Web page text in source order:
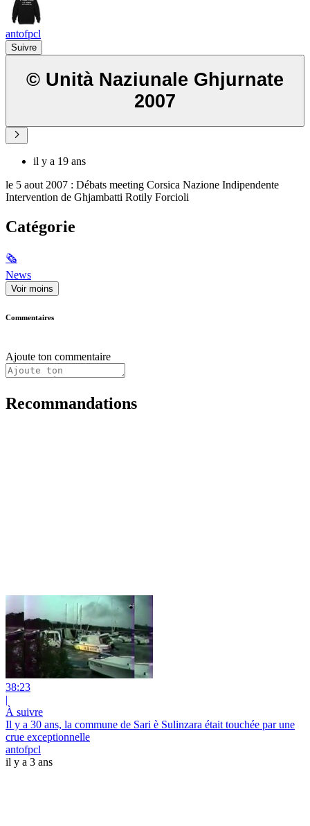
antofpcl
Suivre
© Unità Naziunale Ghjurnate
2007
il y a 19 ans
le 5 aout 2007 : Débats meeting Corsica Nazione Indipendente
Intervention de Ghjambatti Rotily Forcioli
Catégorie
🗞
News
Voir moins
Commentaires
Ajoute ton commentaire
Recommandations
38:23
|
À suivre
Il y a 30 ans, la commune de Sari è Sulinzara était touchée par une
crue exceptionnelle
antofpcl
il y a 3 ans